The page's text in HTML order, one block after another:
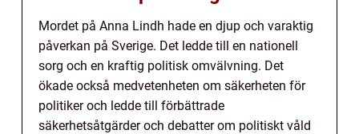
Mordet på Anna Lindh hade en djup och varaktig
påverkan på Sverige. Det ledde till en nationell
sorg och en kraftig politisk omvälvning. Det
ökade också medvetenheten om säkerheten för
politiker och ledde till förbättrade
säkerhetsåtgärder och debatter om politiskt våld